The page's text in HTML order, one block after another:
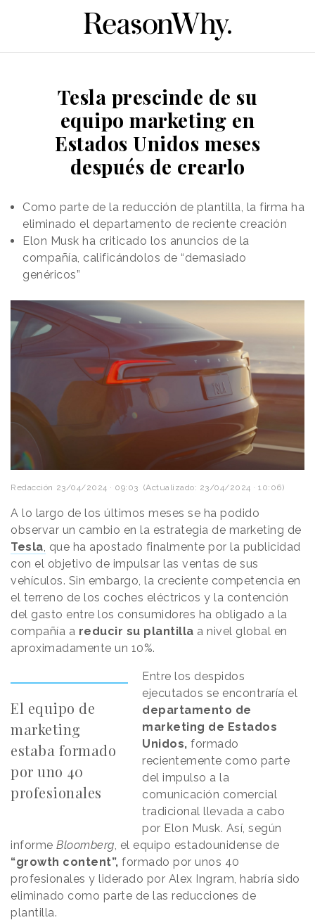
Tesla prescinde de su
equipo marketing en
Estados Unidos meses
después de crearlo
Como parte de la reducción de plantilla, la firma ha
eliminado el departamento de reciente creación
Elon Musk ha criticado los anuncios de la
compañía, calificándolos de “demasiado
genéricos”
Redacción 23/04/2024 · 09:03 (Actualizado: 23/04/2024 · 10:06)
A lo largo de los últimos meses se ha podido
observar un cambio en la estrategia de marketing de
Tesla que ha apostado finalmente por la publicidad
con el objetivo de impulsar las ventas de sus
vehículos. Sin embargo, la creciente competencia en
el terreno de los coches eléctricos y la contención
del gasto entre los consumidores ha obligado a la
compañía a reducir su plantilla a nivel global en
aproximadamente un 10%.
El equipo de
marketing
estaba formado
por uno 40
profesionales
Entre los despidos
ejecutados se encontraría el
departamento de
marketing de Estados
Unidos, formado
recientemente como parte
del impulso a la
comunicación comercial
tradicional llevada a cabo
por Elon Musk. Así, según
informe Bloomberg , el equipo estadounidense de
“growth content”, formado por unos 40
profesionales y liderado por Alex Ingram, habría sido
eliminado como parte de las reducciones de
plantilla.